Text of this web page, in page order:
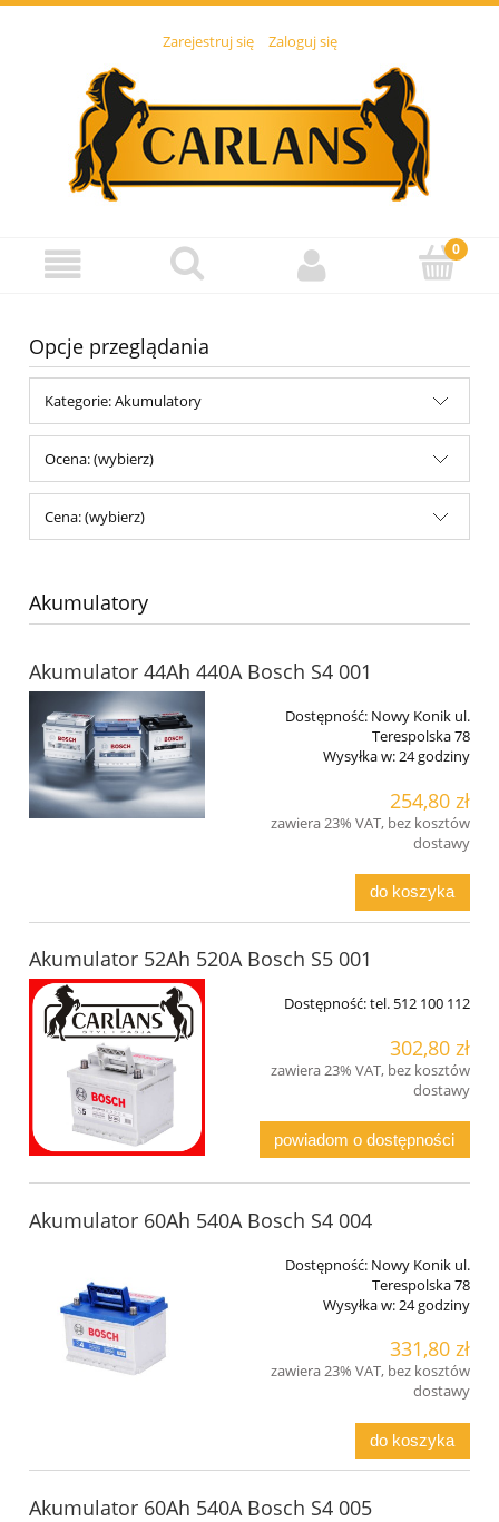
Zarejestruj się Zaloguj się
Opcje przeglądania
Kategorie: Akumulatory
Ocena: (wybierz)
Cena: (wybierz)
Akumulatory
Akumulator 44Ah 440A Bosch S4 001
Dostępność: Nowy Konik ul.
Terespolska 78
Wysyłka w:24 godziny
254,80 zł
zawiera 23% VAT, bez kosztów
dostawy
do koszyka
Akumulator 52Ah 520A Bosch S5 001
Dostępność:tel. 512 100 112
302,80 zł
zawiera 23% VAT, bez kosztów
dostawy
powiadom o dostępności
Akumulator 60Ah 540A Bosch S4 004
Dostępność: Nowy Konik ul.
Terespolska 78
Wysyłka w:24 godziny
331,80 zł
zawiera 23% VAT, bez kosztów
dostawy
do koszyka
Akumulator 60Ah 540A Bosch S4 005